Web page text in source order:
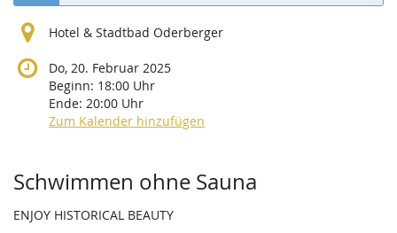
Hotel & Stadtbad Oderberger
Do, 20. Februar 2025
Beginn: 18:00 Uhr
Ende: 20:00 Uhr
Zum Kalender hinzufügen
Produkte
Schwimmen ohne Sauna
ENJOY HISTORICAL BEAUTY